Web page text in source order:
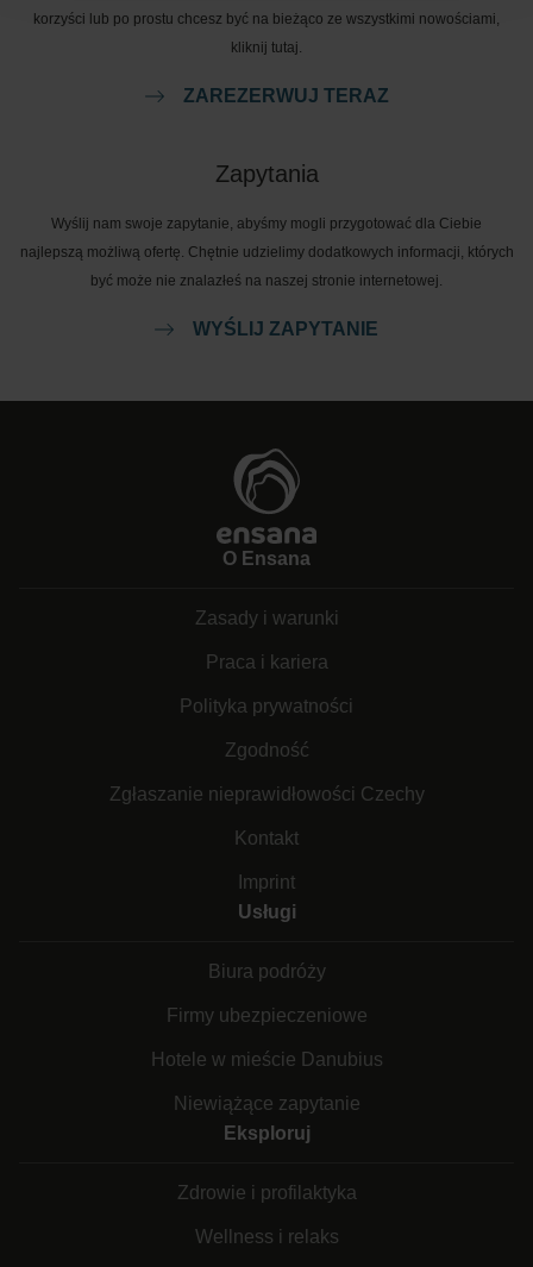
korzyści lub po prostu chcesz być na bieżąco ze wszystkimi nowościami,
kliknij tutaj.
ZAREZERWUJ TERAZ
Zapytania
Wyślij nam swoje zapytanie, abyśmy mogli przygotować dla Ciebie
najlepszą możliwą ofertę. Chętnie udzielimy dodatkowych informacji, których
być może nie znalazłeś na naszej stronie internetowej.
WYŚLIJ ZAPYTANIE
O Ensana
Zasady i warunki
Praca i kariera
Polityka prywatności
Zgodność
Zgłaszanie nieprawidłowości Czechy
Kontakt
Imprint
Usługi
Biura podróży
Firmy ubezpieczeniowe
Hotele w mieście Danubius
Niewiążące zapytanie
Eksploruj
Zdrowie i profilaktyka
Wellness i relaks